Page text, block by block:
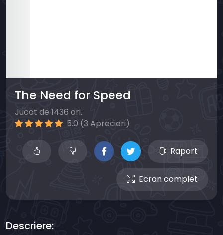
The Need for Speed
Jucat de 1436 ori.
5.0 (3 Aprecieri)
Raport
Ecran complet
Descriere: